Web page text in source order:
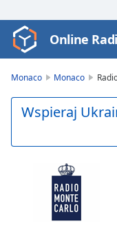
Video
Player
Play
Video
Skip
Online
Monaco Monaco
Wspieraj